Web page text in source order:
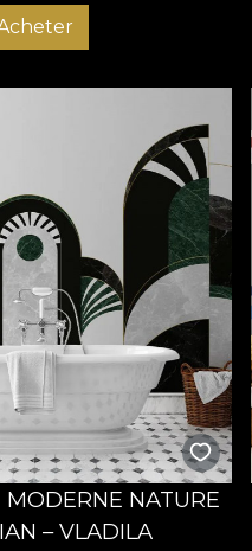
MODERNE NATURE
– VLADILA